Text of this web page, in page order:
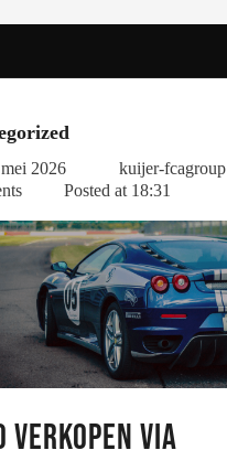
2026 kuijer-fcagroup
Posted at 18:31
verkopen via